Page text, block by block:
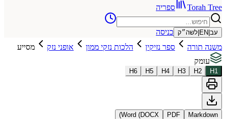
ספריה
כניסה
ספר נזיקין הלכות נזקי ממון אופני נזק
מסייע
H3
H4
H5
H6
PDF
Word (DOCX)